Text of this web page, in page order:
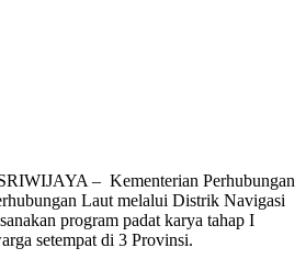
– Kementerian Perhubungan
Laut melalui Distrik Navigasi
program padat karya tahap I
setempat di 3 Provinsi.